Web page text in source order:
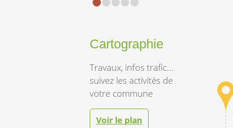
Cartographie
Travaux, infos trafic...
suivez les activités de
votre commune
Voir le plan